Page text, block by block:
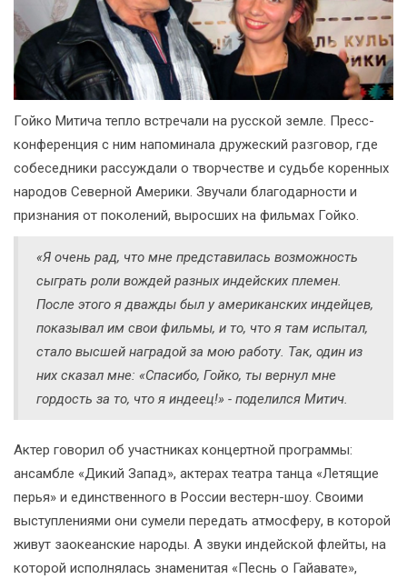
Гойко Митича тепло встречали на русской земле. Пресс-
конференция с ним напоминала дружеский разговор, где
собеседники рассуждали о творчестве и судьбе коренных
народов Северной Америки. Звучали благодарности и
признания от поколений, выросших на фильмах Гойко.
«Я очень рад, что мне представилась возможность
сыграть роли вождей разных индейских племен.
После этого я дважды был у американских индейцев,
показывал им свои фильмы, и то, что я там испытал,
стало высшей наградой за мою работу. Так, один из
них сказал мне: «Спасибо, Гойко, ты вернул мне
гордость за то, что я индеец!» - поделился Митич.
Актер говорил об участниках концертной программы:
ансамбле «Дикий Запад», актерах театра танца «Летящие
перья» и единственного в России вестерн-шоу. Своими
выступлениями они сумели передать атмосферу, в которой
живут заокеанские народы. А звуки индейской флейты, на
которой исполнялась знаменитая «Песнь о Гайавате»,